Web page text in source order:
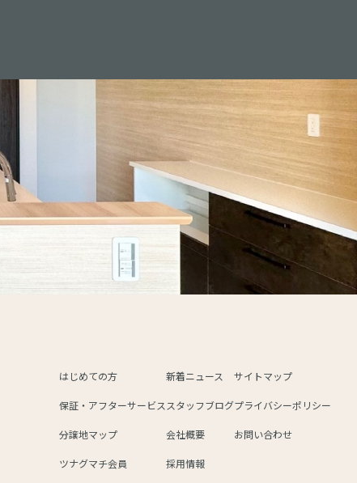
はじめての方
保証・アフターサービス
分譲地マップ
ツナグマチ会員
新着ニュース
スタッフブログ
会社概要
採用情報
サイトマップ
プライバシーポリシー
お問い合わせ